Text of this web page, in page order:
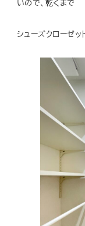
いので、乾くまで
シューズクローゼ